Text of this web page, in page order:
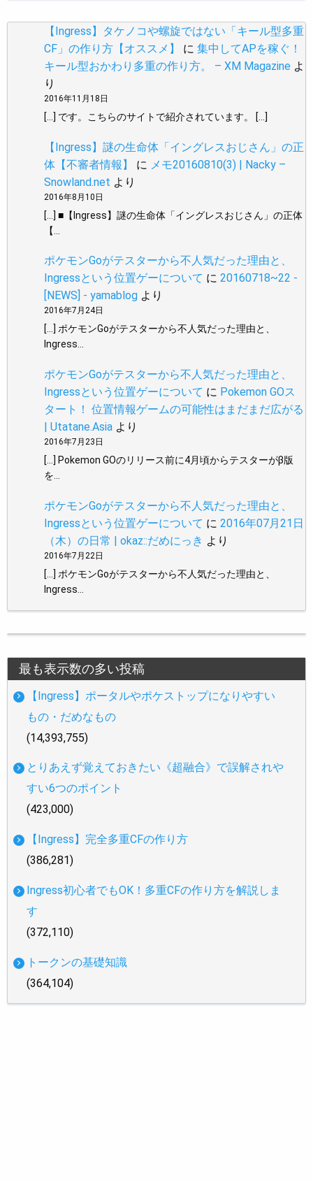
【Ingress】タケノコや螺旋ではない「キール型多重
CF」の作り方【オススメ】
に 集中してAPを稼ぐ！
キール型おかわり多重の作り方。 – XM Magazine よ
り
2016年11月18日
[…] です。こちらのサイトで紹介されています。 […]
【Ingress】謎の生命体「イングレスおじさん」の正
体【不審者情報】
に メモ20160810(3) | Nacky –
Snowland.net より
2016年8月10日
[…] ■【Ingress】謎の生命体「イングレスおじさん」の正体
【…
ポケモンGoがテスターから不人気だった理由と、
Ingressという位置ゲーについて に 20160718~22 -
[NEWS] - yamablog より
2016年7月24日
[…] ポケモンGoがテスターから不人気だった理由と、
Ingress…
ポケモンGoがテスターから不人気だった理由と、
Ingressという位置ゲーについて に Pokemon GOス
タート！ 位置情報ゲームの可能性はまだまだ広がる
| Utatane.Asia より
2016年7月23日
[…] Pokemon GOのリリース前に4月頃からテスターがβ版
を…
ポケモンGoがテスターから不人気だった理由と、
Ingressという位置ゲーについて に 2016年07月21日
（木）の日常 | okaz::だめにっき より
2016年7月22日
[…] ポケモンGoがテスターから不人気だった理由と、
Ingress…
最も表示数の多い投稿
【Ingress】ポータルやポケストップになりやすい
もの・だめなもの
(14,393,755)
とりあえず覚えておきたい《超融合》で誤解されや
すい6つのポイント
(423,000)
【Ingress】完全多重CFの作り方
(386,281)
Ingress初心者でもOK！多重CFの作り方を解説しま
す
(372,110)
トークンの基礎知識
(364,104)